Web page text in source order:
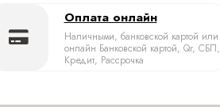
Оплата онлайн
Наличными, банковской картой или
онлайн Банковской картой, Qr, СБП,
Кредит, Рассрочка